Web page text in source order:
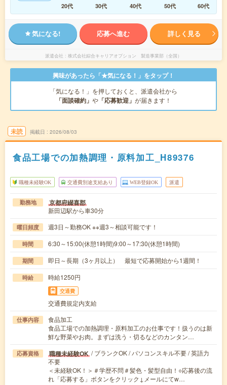
20代
30代 40代 50代 60代
気になる! 応募へ進む 詳しく見る
派遣会社 株式会社綜合キャリアオプション 製造事業部（全国）
興味があったら「★気になる！」をタップ！
「気になる！」を押しておくと、派遣会社から
「面談確約」 や 「応募歓迎」 が届きます！
未読 掲載日 2026/08/03
食品工場での加熱調理・原料加工_H89376
職種未経験OK 交通費別途支給あり WEB登録OK 派遣
勤務地 京都府綴喜郡
新田辺駅から車30分
曜日頻度 週3日～勤務OK ※※週3～相談可能です！
時間 6:30～15:00(休憩1時間)9:00～17:30(休憩1時間)
期間 即日～長期（3ヶ月以上） 最短で応募開始から1週間！
時給 時給1250円
交通費
交通費規定内支給
仕事内容
食品加工
食品工場での加熱調理・原料加工のお仕事です！扱うのは新
鮮な野菜やお肉。まずは洗う・切るなどのカンタン…
応募資格 職種未経験OK / ブランクOK / パソコンスキル不要 / 英語力
不要
＜未経験OK！＞＃学歴不問＃髪色・髪型自由！○応募後の流
れ「応募する」ボタンをクリック↓メールにてw…